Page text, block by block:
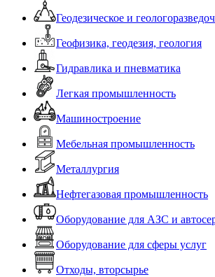
Геодезическое и
Геофизика, геодезия, геология
Гидравлика и пневматика
Легкая промышленность
Машиностроение
Мебельная промышленность
Металлургия
Нефтегазовая промышленность
Оборудование для АЗС и
Оборудование для сферы услуг
Отходы, вторсырье